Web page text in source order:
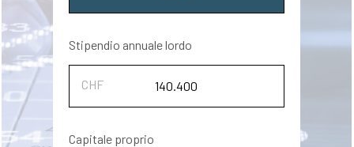
Stipendio annuale lordo
Capitale proprio